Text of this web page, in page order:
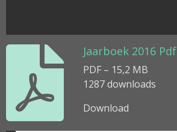
Jaarboek 2016 Pdf
PDF – 15,2 MB
1287 downloads
Download